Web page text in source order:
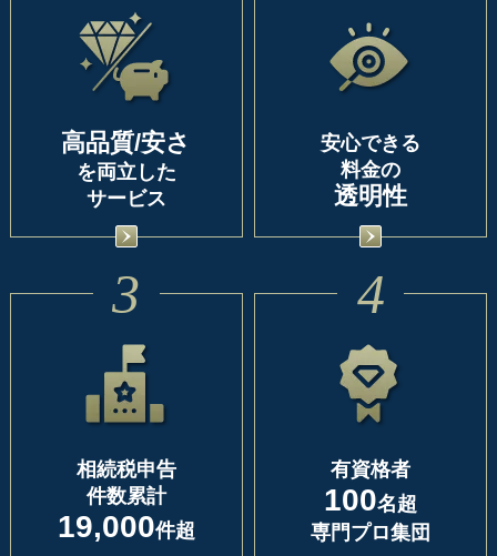
高品質/安さ
を両立した
サービス
安心できる
料金の
透明性
3
相続税申告
件数累計
19,000件超
4
有資格者
100名超
専門プロ集団